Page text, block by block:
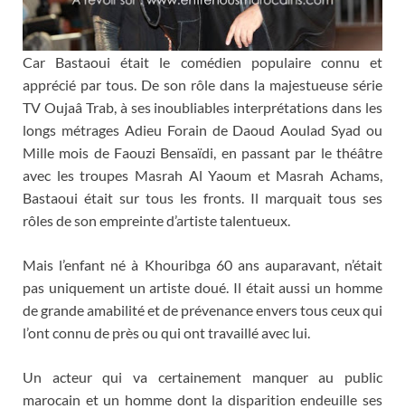
Car Bastaoui était le comédien populaire connu et
apprécié par tous. De son rôle dans la majestueuse série
TV Oujaâ Trab, à ses inoubliables interprétations dans les
longs métrages Adieu Forain de Daoud Aoulad Syad ou
Mille mois de Faouzi Bensaïdi, en passant par le théâtre
avec les troupes Masrah Al Yaoum et Masrah Achams,
Bastaoui était sur tous les fronts. Il marquait tous ses
rôles de son empreinte d’artiste talentueux.
Mais l’enfant né à Khouribga 60 ans auparavant, n’était
pas uniquement un artiste doué. Il était aussi un homme
de grande amabilité et de prévenance envers tous ceux qui
l’ont connu de près ou qui ont travaillé avec lui.
Un acteur qui va certainement manquer au public
marocain et un homme dont la disparition endeuille ses